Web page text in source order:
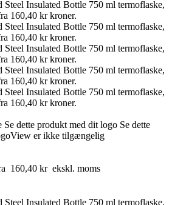
Se dette produkt med dit logo Se dette
er ikke tilgængelig
160,40 kr ekskl. moms